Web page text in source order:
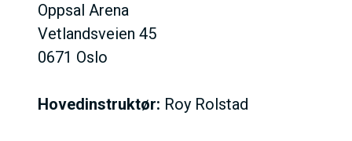
Oppsal Arena
Vetlandsveien 45
0671 Oslo
Hovedinstruktør: Roy Rolstad